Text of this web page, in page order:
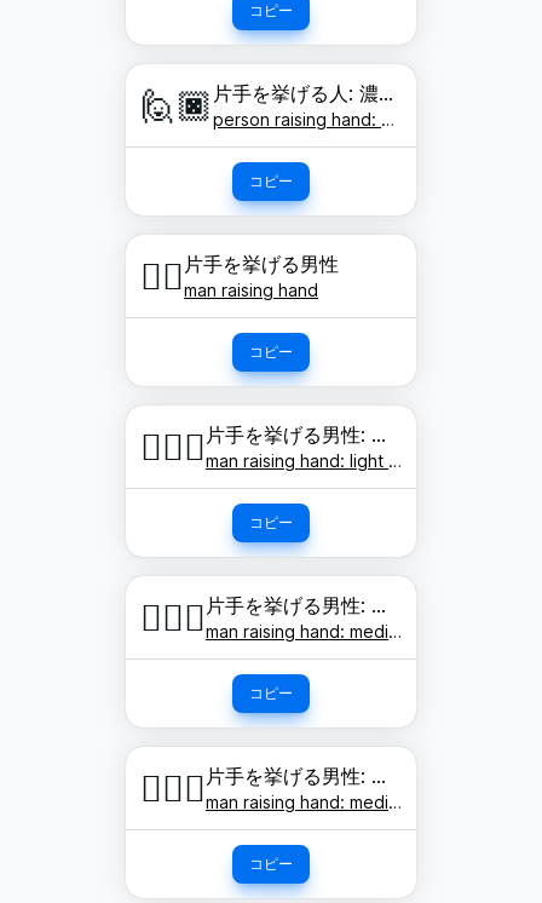
コピー
🙋🏿 片手を挙げる人: 濃い肌色
person raising hand: dark skin tone
コピー
🙋‍♂️ 片手を挙げる男性
man raising hand
コピー
🙋🏻‍♂️ 片手を挙げる男性: 明るい肌色
man raising hand: light skin tone
コピー
🙋🏼‍♂️ 片手を挙げる男性: やや明るい肌色
man raising hand: medium-light skin tone
コピー
🙋🏽‍♂️ 片手を挙げる男性: 肌色
man raising hand: medium skin tone
コピー